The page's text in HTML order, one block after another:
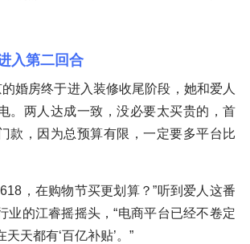
入第二回合
婚房终于进入装修收尾阶段，她和爱人
。两人达成一致，没必要太买贵的，首
款，因为总预算有限，一定要多平台比
，在购物节买更划算？”听到爱人这番
业的江睿摇摇头，“电商平台已经不卷定
天都有‘百亿补贴’。”